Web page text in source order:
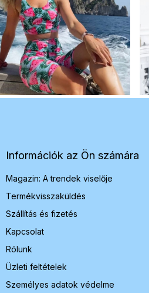
Információk az Ön számára
Magazin: A trendek viselője
Termékvisszaküldés
Szállítás és fizetés
Kapcsolat
Rólunk
Üzleti feltételek
Személyes adatok védelme